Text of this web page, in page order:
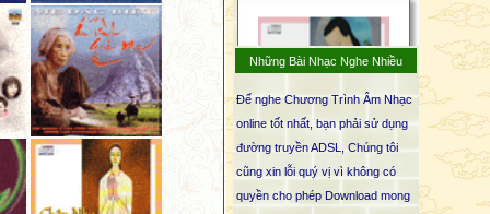
Hãy cầu vui niết bàn,
Bỏ dục, không sở hữu,
Kẻ trí tự rữa sạch,
Cấu uế từ nội tâm.
Những ai với chánh tâm,
Khéo tu tập giác chi,
Từ bỏ mọi ái nhiễm,
Hoan hỷ không chấp thủ,
Những Bài Nhạc Nghe Nhiều
Để nghe Chương Trình Âm Nhạc
online tốt nhất, bạn phải sử dụng
đường truyền ADSL, Chúng tôi
cũng xin lỗi quý vị vì không có
quyền cho phép Download mong